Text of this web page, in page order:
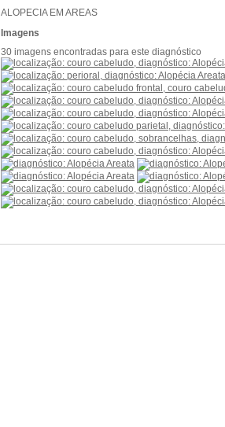
ALOPECIA EM AREAS
Imagens
30 imagens encontradas para este diagnóstico